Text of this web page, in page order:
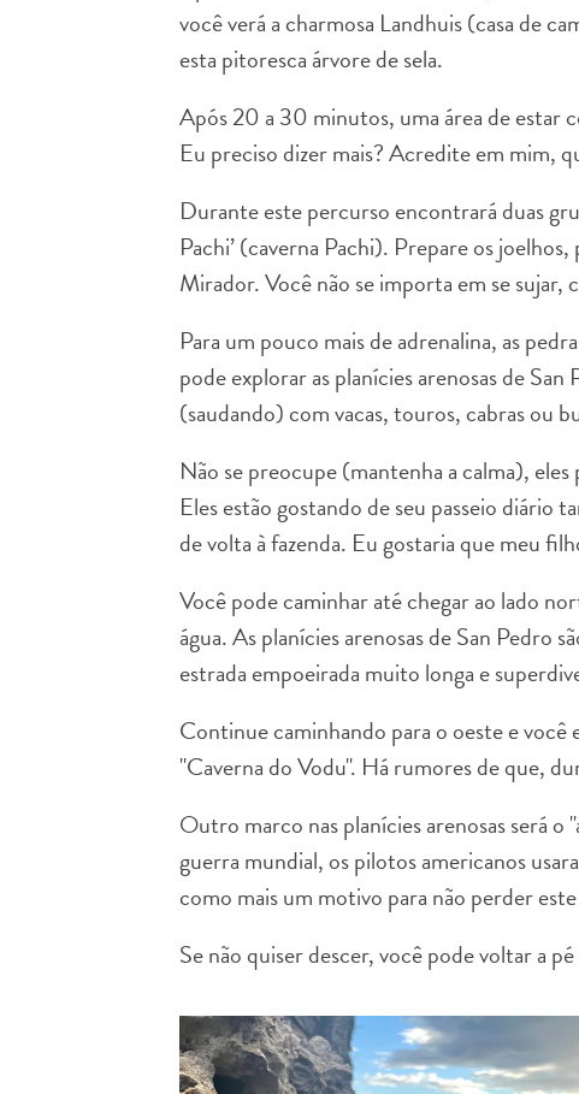
você verá a charmosa Landhuis (casa de
esta pitoresca árvore de sela.
Após 20 a 30 minutos, uma área de estar
Eu preciso dizer mais? Acredite em mim,
Durante este percurso encontrará duas
Pachi’ (caverna Pachi). Prepare os
Mirador. Você não se importa em se
Para um pouco mais de adrenalina, as
pode explorar as planícies arenosas de
(saudando) com vacas, touros, cabras ou
Não se preocupe (mantenha a calma),
Eles estão gostando de seu passeio diário
de volta à fazenda. Eu gostaria que meu
Você pode caminhar até chegar ao lado
água. As planícies arenosas de San Pedro
estrada empoeirada muito longa e
Continue caminhando para o oeste e
"Caverna do Vodu". Há rumores de que,
Outro marco nas planícies arenosas será
guerra mundial, os pilotos americanos
como mais um motivo para não perder
Se não quiser descer, você pode voltar a